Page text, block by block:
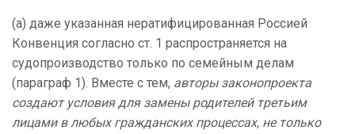
(а) даже указанная нератифицированная Россией
Конвенция согласно ст. 1 распространяется на
судопроизводство только по семейным делам
(параграф 1). Вместе с тем, авторы законопроекта
создают условия для замены родителей третьим
лицами в любых гражданских процессах, не только